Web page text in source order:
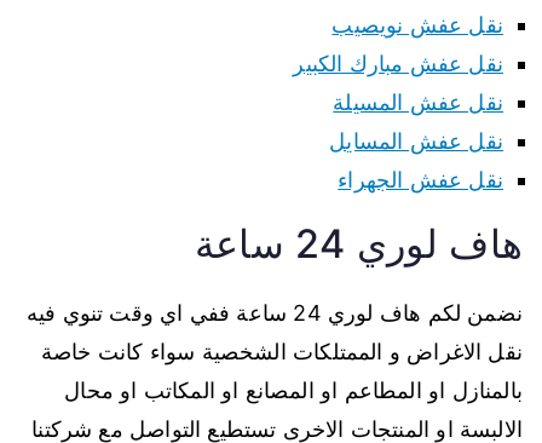
نقل عفش نويصيب
نقل عفش مبارك الكبير
نقل عفش المسيلة
نقل عفش المسايل
نقل عفش الجهراء
هاف لوري 24 ساعة
نضمن لكم هاف لوري 24 ساعة ففي اي وقت تنوي فيه
نقل الاغراض و الممتلكات الشخصية سواء كانت خاصة
بالمنازل او المطاعم او المصانع او المكاتب او محال
الالبسة او المنتجات الاخرى تستطيع التواصل مع شركتنا